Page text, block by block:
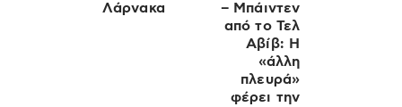
Λάρνακα
– Μπάιντεν
από το Τελ
Αβίβ: Η
«άλλη
πλευρά»
φέρει την